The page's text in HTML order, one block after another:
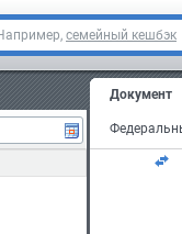
семейный кешбэк
Документ